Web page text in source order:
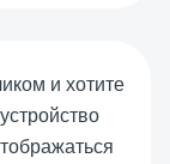
и хотите